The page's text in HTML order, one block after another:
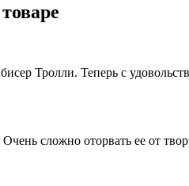
Тролли. Теперь с
сложно оторвать ее от